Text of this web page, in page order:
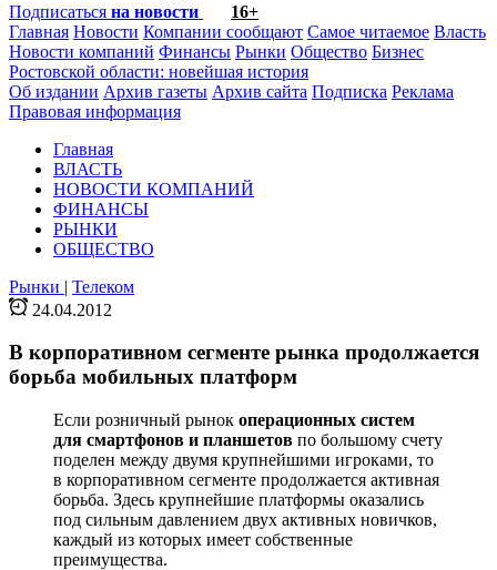
Подписаться на новости
16+
Главная Новости Компании сообщают Самое читаемое Власть
Новости компаний Финансы Рынки Общество Бизнес
Ростовской области: новейшая история
Об издании Архив газеты Архив сайта Подписка Реклама
Правовая информация
Главная
ВЛАСТЬ
НОВОСТИ КОМПАНИЙ
ФИНАНСЫ
РЫНКИ
ОБЩЕСТВО
Рынки | Телеком
24.04.2012
В корпоративном сегменте рынка продолжается
борьба мобильных платформ
Если розничный рынок операционных систем
для смартфонов и планшетов по большому счету
поделен между двумя крупнейшими игроками, то
в корпоративном сегменте продолжается активная
борьба. Здесь крупнейшие платформы оказались
под сильным давлением двух активных новичков,
каждый из которых имеет собственные
преимущества.